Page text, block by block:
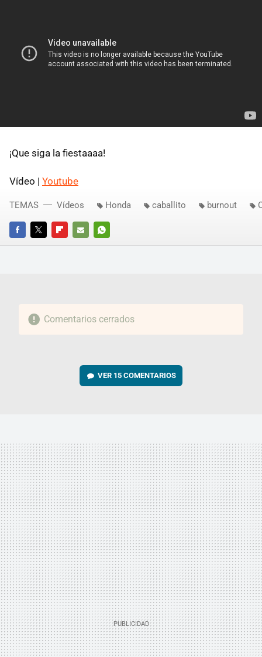
¡Que siga la fiestaaaa!
Vídeo | Youtube
FACEBOOKTWITTERFLIPBOARD
E-
WHATSAPP
TEMAS Vídeos Honda caballito burnout
Comentarios cerrados
VER 15 COMENTARIOS